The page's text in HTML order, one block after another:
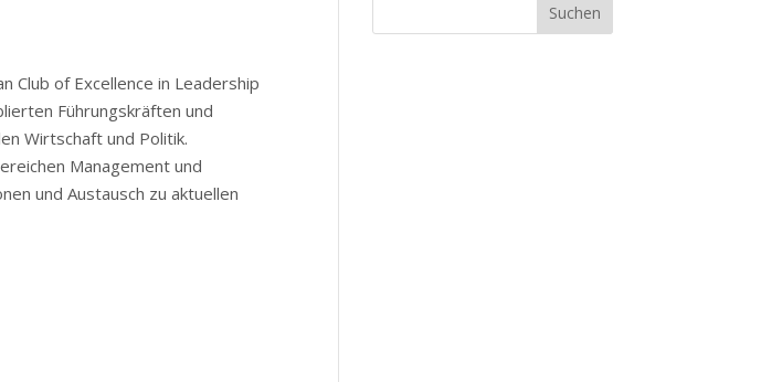
Club of Excellence in Leadership
Führungskräften und
Wirtschaft und Politik.
Management und
und Austausch zu aktuellen
Suchen